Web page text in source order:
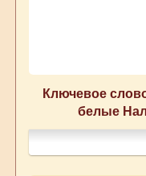
Ключевое
белые